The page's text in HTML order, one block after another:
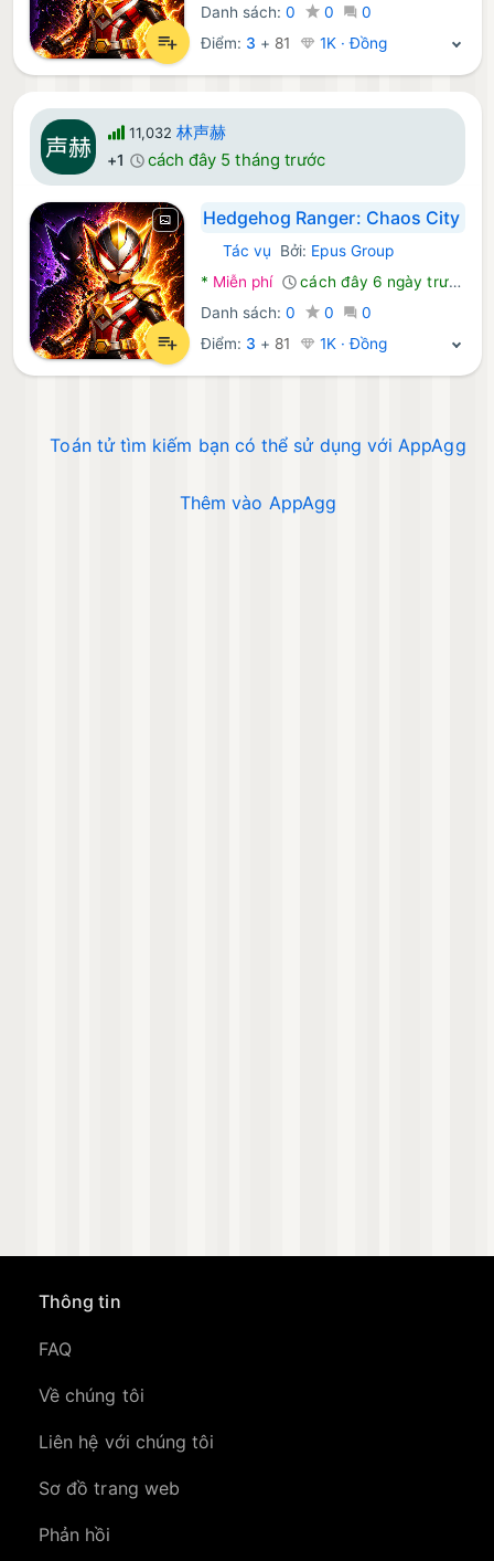
Danh sách:0 0
0
Điểm: 3 + 81 1K · Đồng
11,032 林声赫
+1 cách đây 5 tháng trước
Hedgehog Ranger: Chaos City
Android Trò chơi:
Tác vụ Bởi: Epus Group
* Miễn phí
cách đây 6 ngày trước
Danh sách:0 0
0
Điểm: 3 + 81 1K · Đồng
Toán tử tìm kiếm bạn có thể sử dụng với AppAgg
Thêm vào AppAgg
Thông tin
FAQ
Về chúng tôi
Liên hệ với chúng tôi
Sơ đồ trang web
Phản hồi